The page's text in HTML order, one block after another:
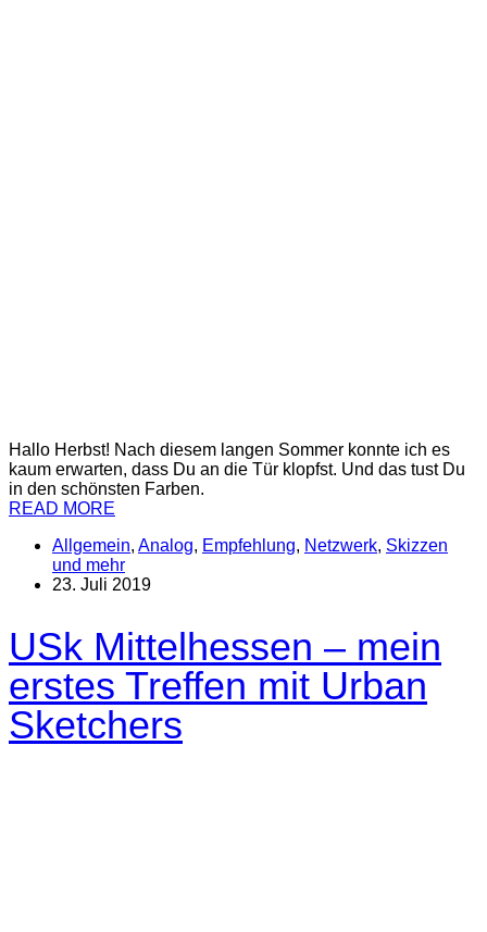
Hallo Herbst! Nach diesem langen Sommer konnte ich es
kaum erwarten, dass Du an die Tür klopfst. Und das tust Du
in den schönsten Farben.
READ MORE
Allgemein, Analog, Empfehlung, Netzwerk, Skizzen
und mehr
23. Juli 2019
USk Mittelhessen – mein
erstes Treffen mit Urban
Sketchers